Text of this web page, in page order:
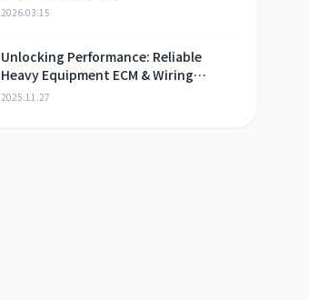
2026.03.15
Unlocking Performance: Reliable
Heavy Equipment ECM & Wiring
Harness Alternatives
2025.11.27